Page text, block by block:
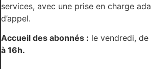
services, avec une prise en charge
d’appel.
Accueil des abonnés : le vendredi, de
à 16h.